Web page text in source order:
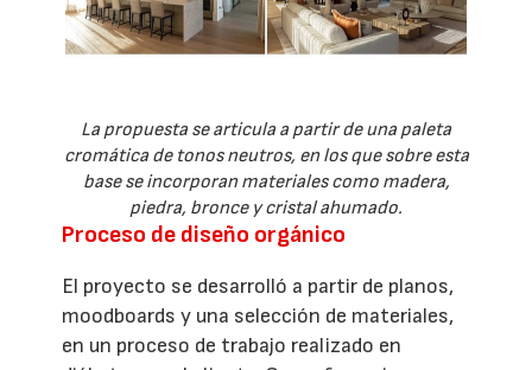
La propuesta se articula a partir de una paleta
cromática de tonos neutros, en los que sobre esta
base se incorporan materiales como madera,
piedra, bronce y cristal ahumado.
Proceso de diseño orgánico
El proyecto se desarrolló a partir de planos,
moodboards y una selección de materiales,
en un proceso de trabajo realizado en